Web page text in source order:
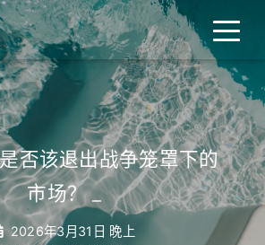
否该退出战争笼罩下的
市场？_
2026年3月31日 晚上